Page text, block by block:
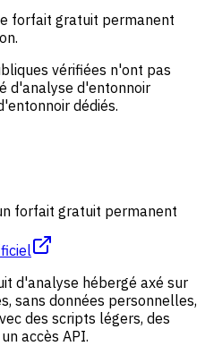
forfait gratuit permanent
vérifiées n'ont pas
d'analyse d'entonnoir
dédiés.
forfait gratuit permanent
d'analyse hébergé axé sur
sans données personnelles,
des scripts légers, des
accès API.